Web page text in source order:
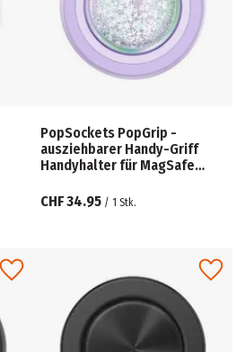
PopSockets PopGrip -
ausziehbarer Handy-Griff
Handyhalter für MagSafe
Magic
CHF 34.95 / 1 Stk.